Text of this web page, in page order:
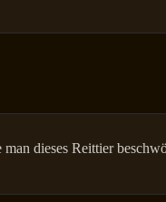
dieses Reittier